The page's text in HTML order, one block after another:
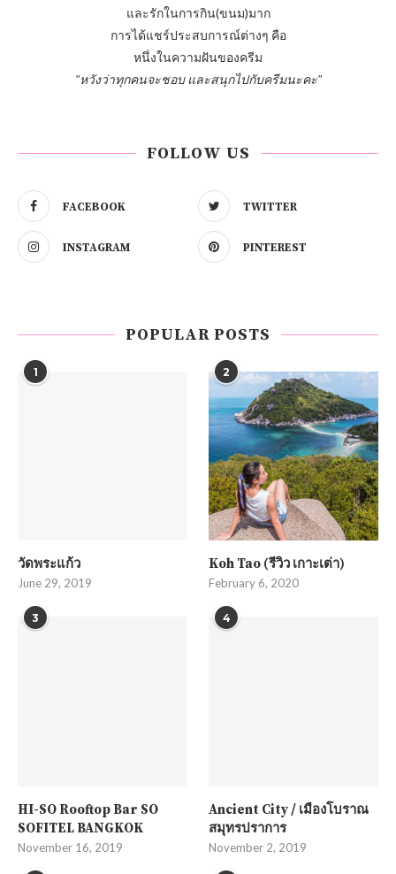
และรักในการกิน(ขนม)มาก
การได้แชร์ประสบการณ์ต่างๆ คือ
หนึ่งในความฝันของครีม
"หวังว่าทุกคนจะชอบ และสนุกไปกับครีมนะคะ"
FOLLOW US
FACEBOOK TWITTER
INSTAGRAM PINTEREST
POPULAR POSTS
1
วัดพระแก้ว
June 29, 2019
2
Koh Tao (รีวิว เกาะเต่า)
February 6, 2020
3
HI-SO Rooftop Bar SO
SOFITEL BANGKOK
November 16, 2019
4
Ancient City / เมืองโบราณ
สมุทรปราการ
November 2, 2019